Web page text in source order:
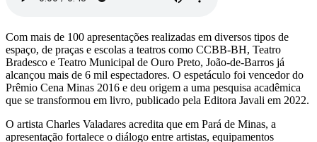
Com mais de 100 apresentações realizadas em diversos tipos de
espaço, de praças e escolas a teatros como CCBB-BH, Teatro
Bradesco e Teatro Municipal de Ouro Preto, João-de-Barros já
alcançou mais de 6 mil espectadores. O espetáculo foi vencedor do
Prêmio Cena Minas 2016 e deu origem a uma pesquisa acadêmica
que se transformou em livro, publicado pela Editora Javali em 2022.
O artista Charles Valadares acredita que em Pará de Minas, a
apresentação fortalece o diálogo entre artistas, equipamentos